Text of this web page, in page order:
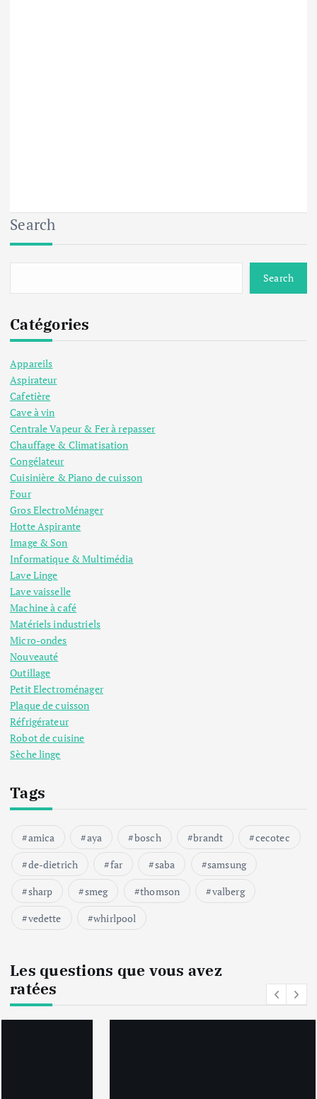
Search
Search
Catégories
Appareils
Aspirateur
Cafetière
Cave à vin
Centrale Vapeur & Fer à repasser
Chauffage & Climatisation
Congélateur
Cuisinière & Piano de cuisson
Four
Gros ElectroMénager
Hotte Aspirante
Image & Son
Informatique & Multimédia
Lave Linge
Lave vaisselle
Machine à café
Matériels industriels
Micro-ondes
Nouveauté
Outillage
Petit Electroménager
Plaque de cuisson
Réfrigérateur
Robot de cuisine
Sèche linge
Tags
amica aya bosch brandt
cecotec
de-dietrich
far saba
samsung
sharp
smeg thomson
valberg
vedette
whirlpool
Les questions que vous avez
ratées